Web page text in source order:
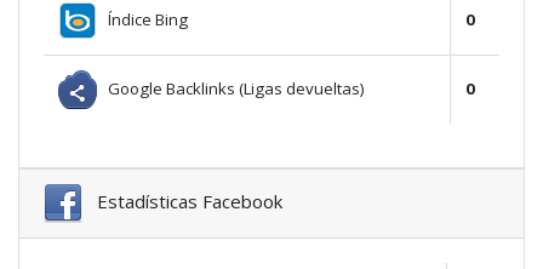
Índice Bing 0
Google Backlinks (Ligas devueltas) 0
Estadísticas Facebook